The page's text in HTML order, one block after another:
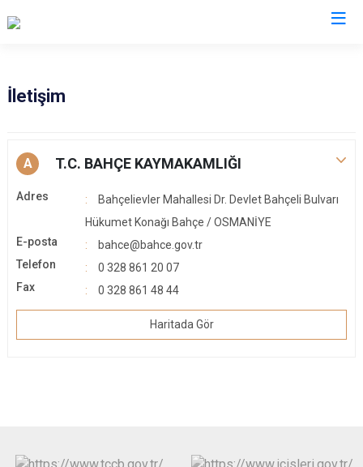
Düziçi
Hasanbeyli
Kadirli
Toprakkale
İletişim
A T.C. BAHÇE KAYMAKAMLIĞI
Adres
Bahçelievler Mahallesi Dr. Devlet Bahçeli Bulvarı
Hükumet Konağı Bahçe / OSMANİYE
E-posta
bahce@bahce.gov.tr
Telefon
0 328 861 20 07
Fax
0 328 861 48 44
Haritada Gör